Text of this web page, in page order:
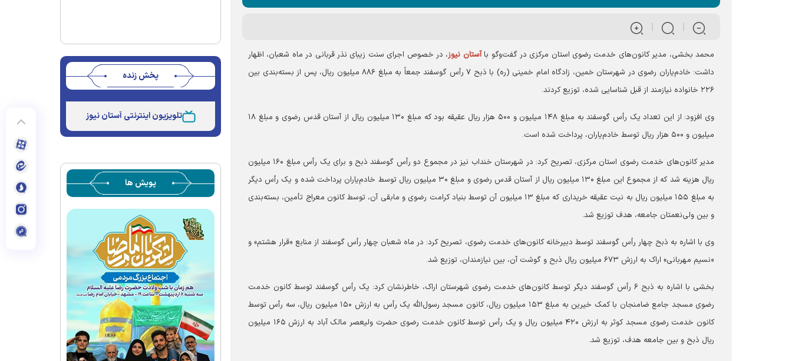
محمد بخشی، مدیر کانون‌های خدمت رضوی استان مرکزی در گفت‌وگو باآستان نیوز، در خصوص اجرای سنت زیبای نذر قربانی در ماه شعبان، اظهار
داشت: خادم‌یاران رضوی در شهرستان خمین، زادگاه امام خمینی (ره) با ذبح ۷ رأس گوسفند جمعاً به مبلغ ۸۸۶ میلیون ریال، پس از بسته‌بندی بین
۲۲۶ خانواده نیازمند از قبل شناسایی شده، توزیع کردند.
وی افزود: از این تعداد یک رأس گوسفند به مبلغ ۱۴۸ میلیون و ۵۰۰ هزار ریال عقیقه بود که مبلغ ۱۳۰ میلیون ریال از آستان قدس رضوی و مبلغ ۱۸
میلیون و ۵۰۰ هزار ریال توسط خادم‌یاران، پرداخت شده است.
مدیر کانون‌های خدمت رضوی استان مرکزی، تصریح کرد: در شهرستان خنداب نیز در مجموع دو رأس گوسفند ذبح و برای یک رأس مبلغ ۱۶۰ میلیون
ریال هزینه شد که از مجموع این مبلغ ۱۳۰ میلیون ریال از آستان قدس رضوی و مبلغ ۳۰ میلیون ریال توسط خادم‌یاران پرداخت شده و یک رأس دیگر
به مبلغ ۱۵۵ میلیون ریال به نیت عقیقه خریداری که مبلغ ۱۳ میلیون آن توسط بنیاد کرامت رضوی و مابقی آن، توسط کانون معراج تأمین، بسته‌بندی
و بین ولی‌نعمتان جامعه، هدف توزیع شد.
وی با اشاره به ذبح چهار رأس گوسفند توسط دبیرخانه کانون‌های خدمت رضوی، تصریح کرد: در ماه شعبان چهار رأس گوسفند از منابع «قرار هشتم» و
«نسیم مهربانی» اراک به ارزش ۶۷۳ میلیون ریال ذبح و گوشت آن، بین نیازمندان، توزیع شد.
بخشی با اشاره به ذبح ۶ رأس گوسفند دیگر توسط کانون‌های خدمت رضوی شهرستان اراک، خاطرنشان کرد: یک رأس گوسفند توسط کانون خدمت
رضوی مسجد جامع ضامنجان
با کمک خیرین به مبلغ ۱۵۳ میلیون ریال، کانون مسجد رسول‌الله یک رأس به ارزش ۱۵۰ میلیون ریال، سه رأس توسط
کانون خدمت رضوی مسجد کوثر به ارزش ۴۲۰ میلیون ریال و یک رأس توسط کانون خدمت رضوی حضرت ولیعصر مالک آباد به ارزش ۱۶۵ میلیون
ریال ذبح و بین جامعه هدف، توزیع شد.
پخش زنده
تلویزیون اینترنتی آستان نیوز
پویش ها